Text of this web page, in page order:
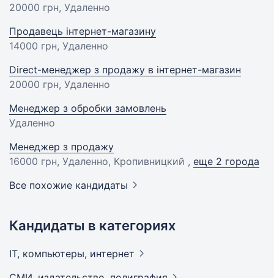
20000 грн, Удаленно
Продавець інтернет-магазину
14000 грн, Удаленно
Direct-менеджер з продажу в інтернет-магазин
20000 грн, Удаленно
Менеджер з обробки замовлень
Удаленно
Менеджер з продажу
16000 грн, Удаленно, Кропивницкий , еще 2 города
Все похожие кандидаты
Кандидаты в категориях
IT, компьютеры, интернет